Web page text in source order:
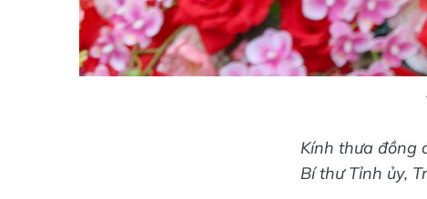
Kính thưa đồng
Bí thư Tỉnh ủy,